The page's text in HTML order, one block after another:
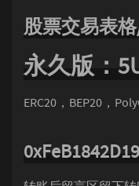
股票交易表
永久版：
ERC20，BEP20，